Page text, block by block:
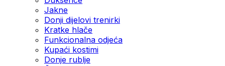
Jakne
Donji dijelovi trenirki
Kratke hlače
Funkcionalna odjeća
Kupaći kostimi
Donje rublje